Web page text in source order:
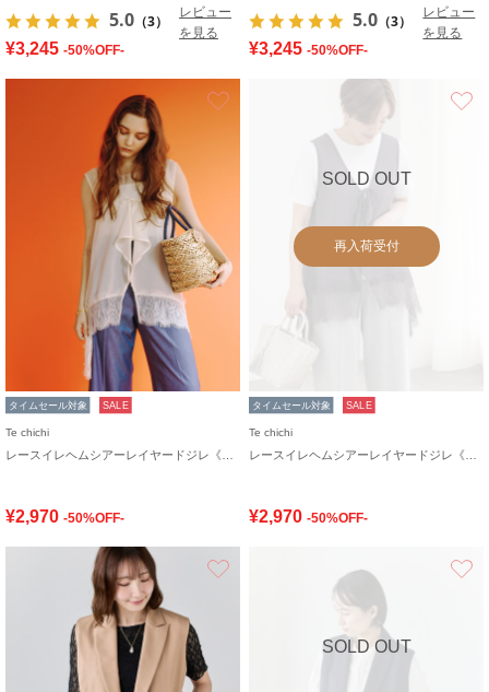
5.0 （3）
レビュー
を見る
¥3,245 -50%OFF-
5.0 （3）
レビュー
を見る
¥3,245 -50%OFF-
タイムセール対象 SALE
Te chichi
¥2,970 -50%OFF-
SOLD OUT
再入荷受付
タイムセール対象 SALE
Te chichi
¥2,970 -50%OFF-
SOLD OUT